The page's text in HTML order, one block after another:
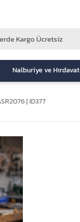
Nalburiye ve Hırdavat
| ID377